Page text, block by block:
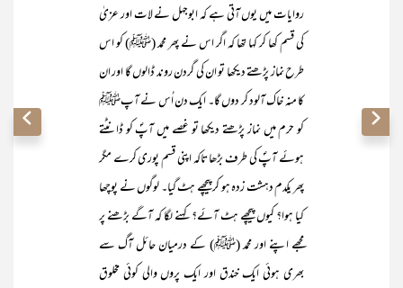
روایات میں یوں آتی ہے کہ ابوجہل نے لات اور عزیٰ
کی قسم کھا کر کہا تھا کہ اگر اس نے پھر محمد (ﷺ) کو اس
طرح نماز پڑھتے دیکھا تو ان کی گردن روند ڈالوں گا اور ان
کا منہ خاک آلود کر دوں گا۔ ایک دن اُس نے آپﷺ
کو حرم میں نماز پڑھتے دیکھا تو غصے میں آپؐ کو ڈانٹتے
ہوئے آپؐ کی طرف بڑھا تاکہ اپنی قسم پوری کرے مگر
پھر یکدم دہشت زدہ ہو کر پیچھے ہٹ گیا۔ لوگوں نے پوچھا
کیا ہوا؟ کیوں پیچھے ہٹ آئے؟ کہنے لگا کہ آگے بڑھنے پر
مجھے اپنے اور محمد (ﷺ) کے درمیان حائل آگ سے
بھری ہوئی ایک خندق اور ایک پروں والی کوئی مخلوق